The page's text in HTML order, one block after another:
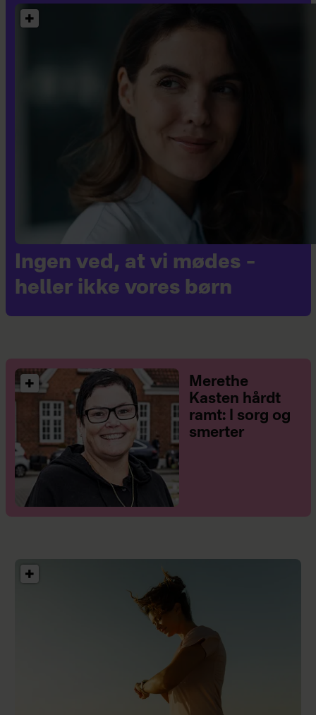
Ingen ved, at vi mødes –
heller ikke vores børn
Merethe
Kasten hårdt
ramt: I sorg og
smerter